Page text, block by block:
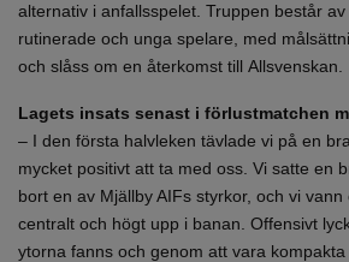
alternativ i anfallsspelet. Truppen består
rutinerade och unga spelare, med
och slåss om en återkomst till Allsvenskan.
Lagets insats senast i förlustmatchen
– I den första halvleken tävlade vi på en
mycket positivt att ta med oss. Vi satte en
bort en av Mjällby AIFs styrkor, och vi vann
centralt och högt upp i banan. Offensivt
ytorna fanns och genom att vara